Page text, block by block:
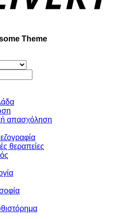
Theme
απασχόληση
θεραπείες